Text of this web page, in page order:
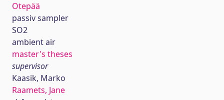
Otepää
passiv sampler
SO2
ambient air
master's theses
supervisor
Kaasik, Marko
Raamets, Jane